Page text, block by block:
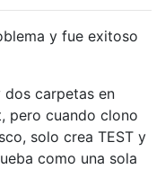
y fue exitoso
dos carpetas en
pero cuando clono
solo crea TEST y
como una sola